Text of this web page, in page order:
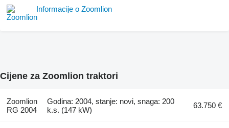
Informacije o Zoomlion
Cijene za Zoomlion traktori
Zoomlion
RG 2004
Godina: 2004, stanje: novi, snaga: 200
k.s. (147 kW)
63.750 €